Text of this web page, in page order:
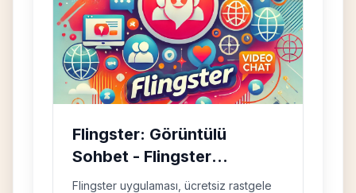
Flingster: Görüntülü
Sohbet - Flingster
Alternatifi
Flingster uygulaması, ücretsiz rastgele